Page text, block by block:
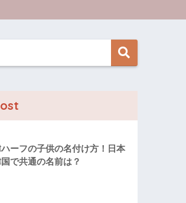
ハーフの子供の名付け方！日本
で共通の名前は？